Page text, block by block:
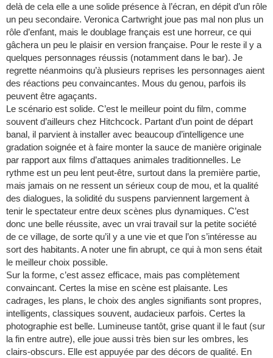
delà de cela elle a une solide présence à l’écran, en dépit d’un rôle
un peu secondaire. Veronica Cartwright joue pas mal non plus un
rôle d’enfant, mais le doublage français est une horreur, ce qui
gâchera un peu le plaisir en version française. Pour le reste il y a
quelques personnages réussis (notamment dans le bar). Je
regrette néanmoins qu’à plusieurs reprises les personnages aient
des réactions peu convaincantes. Mous du genou, parfois ils
peuvent être agaçants.
Le scénario est solide. C’est le meilleur point du film, comme
souvent d’ailleurs chez Hitchcock. Partant d’un point de départ
banal, il parvient à installer avec beaucoup d’intelligence une
gradation soignée et à faire monter la sauce de manière originale
par rapport aux films d’attaques animales traditionnelles. Le
rythme est un peu lent peut-être, surtout dans la première partie,
mais jamais on ne ressent un sérieux coup de mou, et la qualité
des dialogues, la solidité du suspens parviennent largement à
tenir le spectateur entre deux scènes plus dynamiques. C’est
donc une belle réussite, avec un vrai travail sur la petite société
de ce village, de sorte qu’il y a une vie et que l’on s’intéresse au
sort des habitants. A noter une fin abrupt, ce qui à mon sens était
le meilleur choix possible.
Sur la forme, c’est assez efficace, mais pas complètement
convaincant. Certes la mise en scène est plaisante. Les
cadrages, les plans, le choix des angles signifiants sont propres,
intelligents, classiques souvent, audacieux parfois. Certes la
photographie est belle. Lumineuse tantôt, grise quant il le faut (sur
la fin entre autre), elle joue aussi très bien sur les ombres, les
clairs-obscurs. Elle est appuyée par des décors de qualité. En